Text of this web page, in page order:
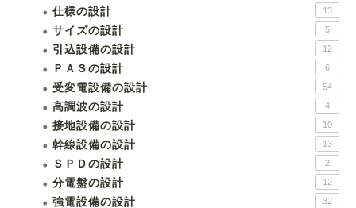
仕様の設計 13
サイズの設計 5
引込設備の設計 12
ＰＡＳの設計 6
受変電設備の設計 54
高調波の設計 4
接地設備の設計 10
幹線設備の設計 13
ＳＰＤの設計 2
分電盤の設計 12
強電設備の設計 32